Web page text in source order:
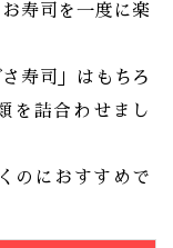
寿司を一度に楽
寿司」はもちろ
を詰合わせまし
のにおすすめで